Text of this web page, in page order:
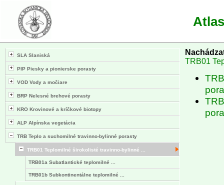
SLA Slaniská
PIP Piesky a pionierske porasty
VOD Vody a močiare
BRP Nelesné brehové porasty
KRO Krovinové a kríčkové biotopy
ALP Alpínska vegetácia
TRB Teplo a suchomilné travinno-bylinné porasty
TRB01 Teplomilné širokolisté travinno-bylinné ...
TRB01a Subatlantické teplomilné ...
TRB01b Subkontinentálne teplomilné ...
TRB01